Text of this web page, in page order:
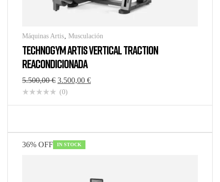
Máquinas Artis Musculación
TECHNOGYM ARTIS VERTICAL TRACTION
REACONDICIONADA
5.500,00€ 3.500,00 €
(0)
36% OFF IN STOCK